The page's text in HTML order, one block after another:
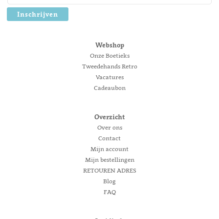
Inschrijven
Webshop
Onze Boetieks
Tweedehands Retro
Vacatures
Cadeaubon
Overzicht
Over ons
Contact
Mijn account
Mijn bestellingen
RETOUREN ADRES
Blog
FAQ